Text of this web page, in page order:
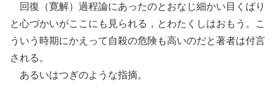
回復（寛解）過程論にあったのとおなじ細かい目くばり
と心づかいがここにも見られる，とわたくしはおもう。こ
ういう時期にかえって自殺の危険も高いのだと著者は付言
される。
あるいはつぎのような指摘。